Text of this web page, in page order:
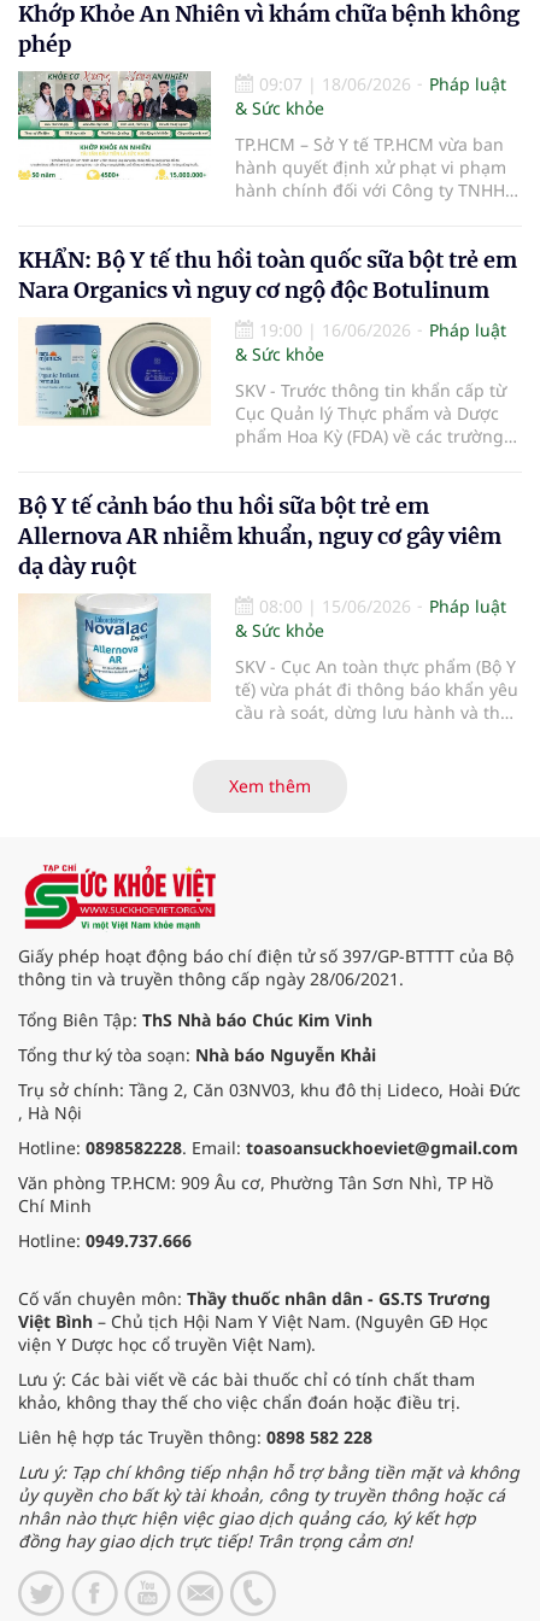
Khớp Khỏe An Nhiên vì khám chữa bệnh không
phép
09:07 | 18/06/2026
Pháp luật
& Sức khỏe
TP.HCM – Sở Y tế TP.HCM vừa ban
hành quyết định xử phạt vi phạm
hành chính đối với Công ty TNHH
vụ khám bệnh, chữa bệnh khi chưa
được cấp giấy phép hoạt động
theo quy định của pháp luật.
KHẨN: Bộ Y tế thu hồi toàn quốc sữa bột trẻ em
Nara Organics vì nguy cơ ngộ độc Botulinum
19:00 | 16/06/2026
Pháp luật
& Sức khỏe
SKV - Trước thông tin khẩn cấp từ
Cục Quản lý Thực phẩm và Dược
phẩm Hoa Kỳ (FDA) về các trường
toàn thực phẩm (Bộ Y tế) đã liên
tiếp ban hành các công văn hỏa
tốc yêu cầu rà soát, thu hồi triệt để
thuộc thương hiệu Nara Organics
tại thị trường Việt Nam nhằm bảo
vệ tuyệt đối sức khỏe người tiêu
dùng.
Bộ Y tế cảnh báo thu hồi sữa bột trẻ em
Allernova AR nhiễm khuẩn, nguy cơ gây viêm
dạ dày ruột
08:00 | 15/06/2026
Pháp luật
& Sức khỏe
SKV - Cục An toàn thực phẩm (Bộ Y
tế) vừa phát đi thông báo khẩn yêu
cầu rà soát, dừng lưu hành và thu
sản xuất sau khi ghi nhận nhiều
Xem thêm
Giấy phép hoạt động báo chí điện tử số 397/GP-BTTTT của Bộ
thông tin và truyền thông cấp ngày 28/06/2021.
Tổng Biên Tập: ThS Nhà báo Chúc Kim Vinh
Tổng thư ký tòa soạn: Nhà báo Nguyễn Khải
Trụ sở chính: Tầng 2, Căn 03NV03, khu đô thị Lideco, Hoài Đức
, Hà Nội
Hotline: 0898582228. Email: toasoansuckhoeviet@gmail.com
Văn phòng TP.HCM: 909 Âu cơ, Phường Tân Sơn Nhì, TP Hồ
Chí Minh
Hotline: 0949.737.666
Cố vấn chuyên môn: Thầy thuốc nhân dân - GS.TS Trương
Việt Bình – Chủ tịch Hội Nam Y Việt Nam. (Nguyên GĐ Học
viện Y Dược học cổ truyền Việt Nam).
Lưu ý: Các bài viết về các bài thuốc chỉ có tính chất tham
khảo, không thay thế cho việc chẩn đoán hoặc điều trị.
Liên hệ hợp tác Truyền thông: 0898 582 228
Lưu ý: Tạp chí không tiếp nhận hỗ trợ bằng tiền mặt và không
ủy quyền cho bất kỳ tài khoản, công ty truyền thông hoặc cá
nhân nào thực hiện việc giao dịch quảng cáo, ký kết hợp
đồng hay giao dịch trực tiếp! Trân trọng cảm ơn!